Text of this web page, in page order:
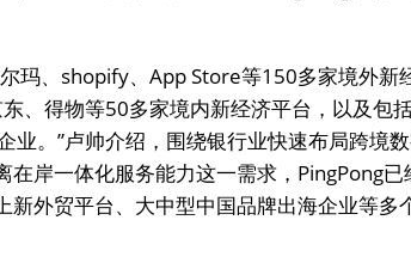
玛、shopify、App Store等150多家境外新
、得物等50多家境内新经济平台，以及包
业。”卢帅介绍，围绕银行业快速布局跨境
在岸一体化服务能力这一需求，PingPong
新外贸平台、大中型中国品牌出海企业等多